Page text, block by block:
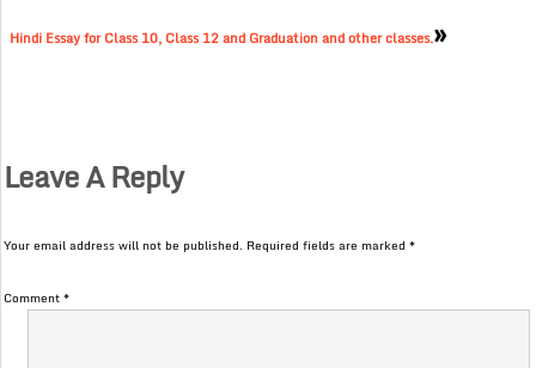
Hindi Essay for Class 10, Class 12 and Graduation and other classes.»
Leave A Reply
Your email address will not be published. Required fields are marked*
Comment*